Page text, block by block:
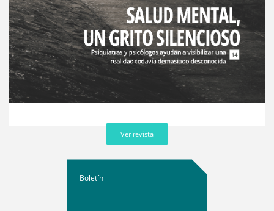
Ver revista
Boletín